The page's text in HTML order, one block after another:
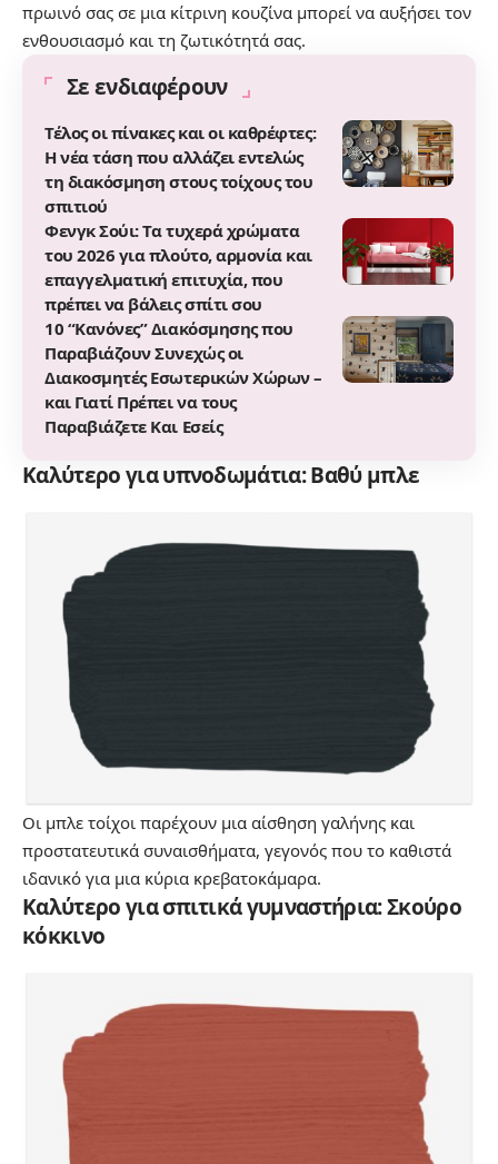
πρωινό σας σε μια κίτρινη κουζίνα μπορεί να αυξήσει τον
ενθουσιασμό και τη ζωτικότητά σας.
Σε ενδιαφέρουν
Τέλος οι πίνακες και οι καθρέφτες:
Η νέα τάση που αλλάζει εντελώς
τη διακόσμηση στους τοίχους του
σπιτιού
Φενγκ Σούι: Τα τυχερά χρώματα
του 2026 για πλούτο, αρμονία και
επαγγελματική επιτυχία, που
πρέπει να βάλεις σπίτι σου
10 “Κανόνες” Διακόσμησης που
Παραβιάζουν Συνεχώς οι
Διακοσμητές Εσωτερικών Χώρων –
και Γιατί Πρέπει να τους
Παραβιάζετε Και Εσείς
Καλύτερο για υπνοδωμάτια: Βαθύ μπλε
Οι μπλε τοίχοι παρέχουν μια αίσθηση γαλήνης και
προστατευτικά συναισθήματα, γεγονός που το καθιστά
ιδανικό για μια κύρια κρεβατοκάμαρα.
Καλύτερο για σπιτικά γυμναστήρια: Σκούρο
κόκκινο